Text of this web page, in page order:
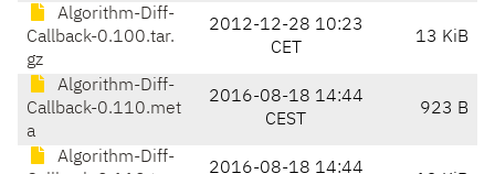
Algorithm-Diff-
Callback-0.100.tar.
gz
2012-12-28 10:23
CET
13 KiB
Algorithm-Diff-
Callback-0.110.met
a
2016-08-18 14:44
CEST
923 B
Algorithm-Diff-
2016-08-18 14:44